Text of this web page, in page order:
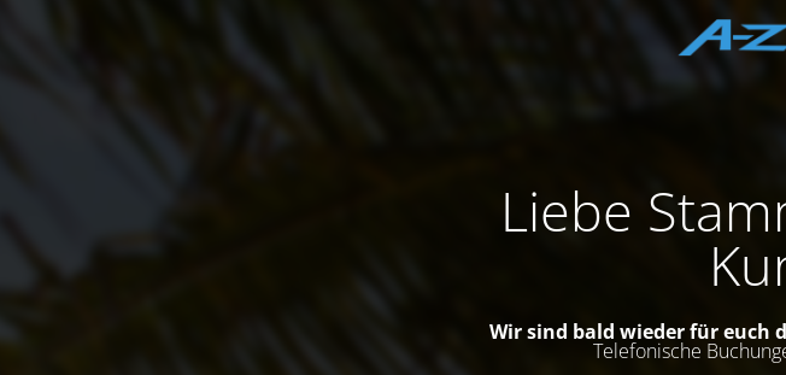
Liebe
Wir sind bald wieder für euch
Telefonische